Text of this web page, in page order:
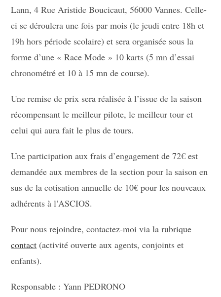
Lann, 4 Rue Aristide Boucicaut, 56000 Vannes. Celle-
ci se déroulera une fois par mois (le jeudi entre 18h et
19h hors période scolaire) et sera organisée sous la
forme d’une « Race Mode » 10 karts (5 mn d’essai
chronométré et 10 à 15 mn de course).
Une remise de prix sera réalisée à l’issue de la saison
récompensant le meilleur pilote, le meilleur tour et
celui qui aura fait le plus de tours.
Une participation aux frais d’engagement de 72€ est
demandée aux membres de la section pour la saison en
sus de la cotisation annuelle de 10€ pour les nouveaux
adhérents à l’ASCIOS.
Pour nous rejoindre, contactez-moi via la rubrique
contact (activité ouverte aux agents, conjoints et
enfants).
Responsable : Yann PEDRONO